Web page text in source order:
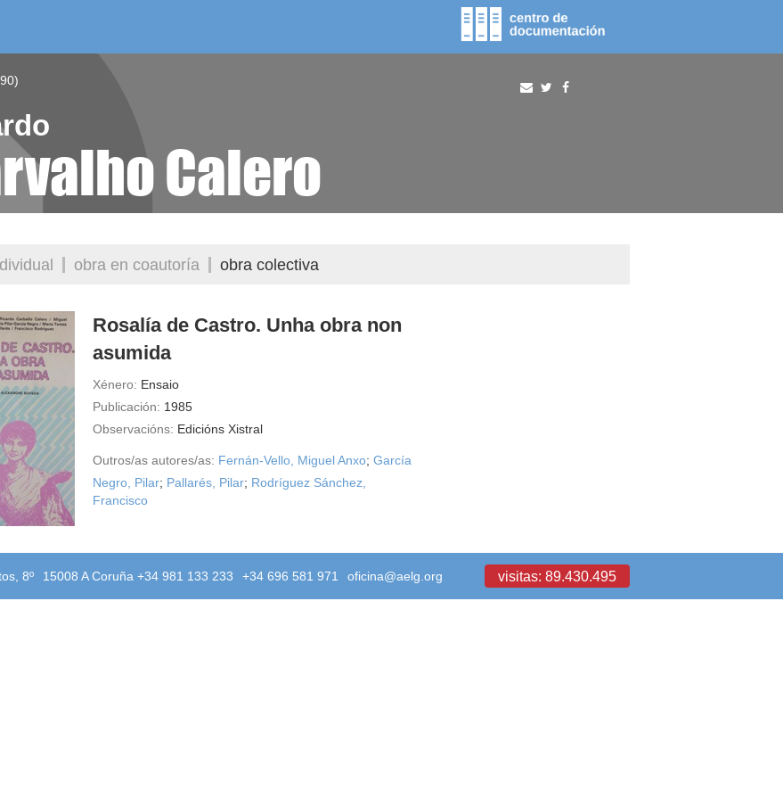
fototeca procura
Calero
obra en coautoría obra colectiva
Rosalía de Castro. Unha obra non
asumida
Xénero: Ensaio
Publicación: 1985
Observacións: Edicións Xistral
Outros/as autores/as: Fernán-Vello, Miguel Anxo; García
Negro, Pilar; Pallarés, Pilar; Rodríguez Sánchez,
Francisco
8º 15008 A Coruña +34 981 133 233 +34 696 581 971 oficina@aelg.org visitas: 89.430.495